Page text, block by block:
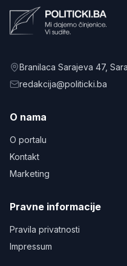
Branilaca Sarajeva 47,
redakcija@politicki.ba
O nama
O portalu
Kontakt
Marketing
Pravne informacije
Pravila privatnosti
Impressum